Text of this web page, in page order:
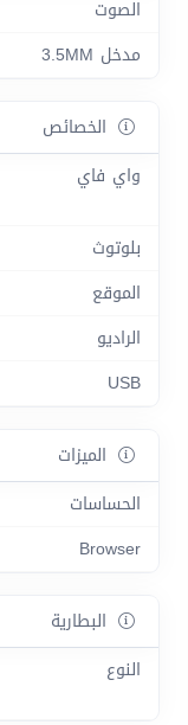
الصوت
مدخل 3.5MM
الخصائص
واي فاي
بلوتوث
الموقع
الراديو
USB
الميزات
الحساسات
Browser
البطارية
النوع